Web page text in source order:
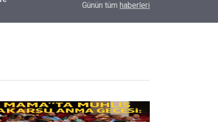
Uzadı, Ödeme Kuralları Değişti
Günün tüm haberleri